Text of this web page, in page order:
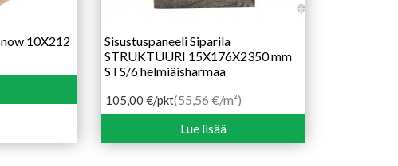
10X212
Sisustuspaneeli Siparila
STRUKTUURI 15X176X2350 mm
STS/6 helmiäisharmaa
105,00 €/pkt(55,56 €/m²)
Lue lisää